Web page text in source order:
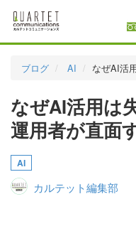
実績・お客様の声
初めて導入をお考えの方
代理店の乗り換えをお考
ブログ AI なぜAI活
なぜAI活用は
運用者が直面
AI
カルテット編集部